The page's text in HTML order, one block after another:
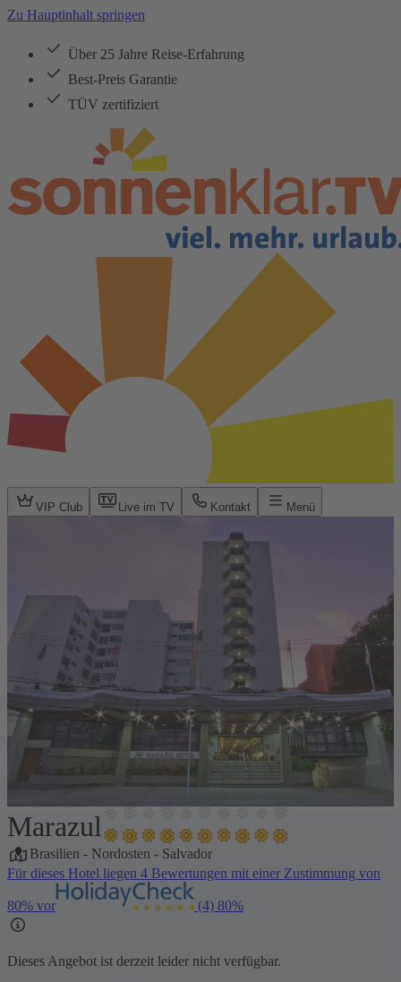
Zu Hauptinhalt springen
Über 25 Jahre Reise-Erfahrung
Best-Preis Garantie
TÜV zertifiziert
VIP Club Live im TV Kontakt Menü
Marazul
Brasilien - Nordosten - Salvador
Für dieses Hotel liegen 4 Bewertungen mit einer Zustimmung von
80% vor (4) 80%
Dieses Angebot ist derzeit leider nicht verfügbar.